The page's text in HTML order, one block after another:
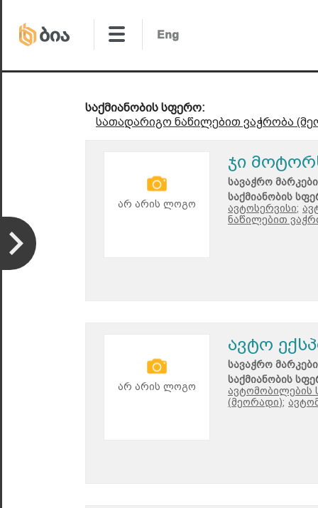
საქმიანობის სფერო:
სათადარიგო ნაწილებით ვაჭრობა
არ არის ლოგო
ჯი
სავაჭრო
საქმიანობის
ავტოსერვისი;
ნაწილებით
არ არის ლოგო
ავტო
სავაჭრო
საქმიანობის
ავტომობილების
(მეორადი);